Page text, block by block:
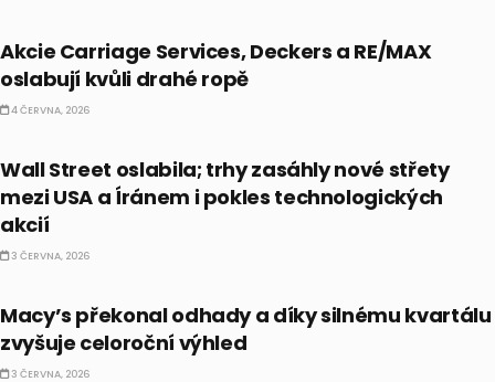
Akcie Carriage Services, Deckers a RE/MAX
oslabují kvůli drahé ropě
4 ČERVNA, 2026
Wall Street oslabila; trhy zasáhly nové střety
mezi USA a Íránem i pokles technologických
akcií
3 ČERVNA, 2026
Macy’s překonal odhady a díky silnému kvartálu
zvyšuje celoroční výhled
3 ČERVNA, 2026